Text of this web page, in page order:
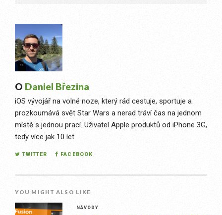
O Daniel Březina
iOS vývojář na volné noze, který rád cestuje, sportuje a
prozkoumává svět Star Wars a nerad tráví čas na jednom
místě s jednou prací. Uživatel Apple produktů od iPhone 3G,
tedy více jak 10 let.
TWITTER FACEBOOK
YOU MIGHT ALSO LIKE
NÁVODY